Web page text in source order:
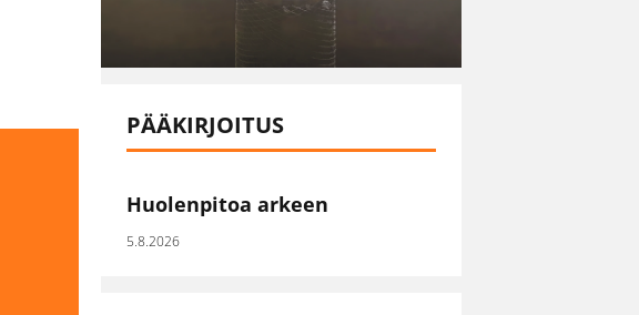
PÄÄKIRJOITUS
Huolenpitoa arkeen
5.8.2026